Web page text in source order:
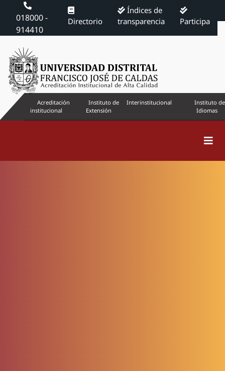
018000 -
914410
Directorio
Índices de
transparencia
Participa
Acreditación
institucional
Instituto de
Extensión
Interinstitucional
Instituto de
Idiomas